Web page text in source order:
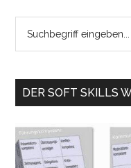
...
DER SOFT SKILLS